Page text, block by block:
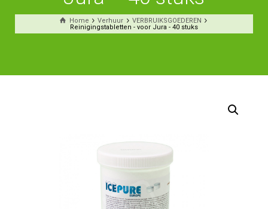
Home Verhuur
VERBRUIKSGOEDEREN
Reinigingstabletten - voor Jura - 40 stuks